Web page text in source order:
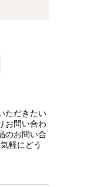
ただきたい
お問い合わ
のお問い合
軽にどう